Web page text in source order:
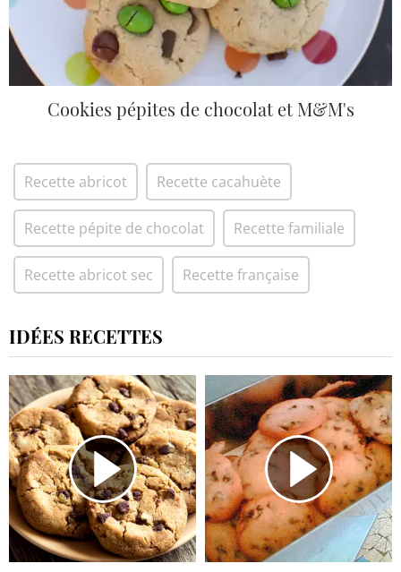
Cookies pépites de chocolat et M&M's
Recette abricot Recette cacahuète
Recette pépite de chocolat Recette familiale
Recette abricot sec Recette française
IDÉES RECETTES